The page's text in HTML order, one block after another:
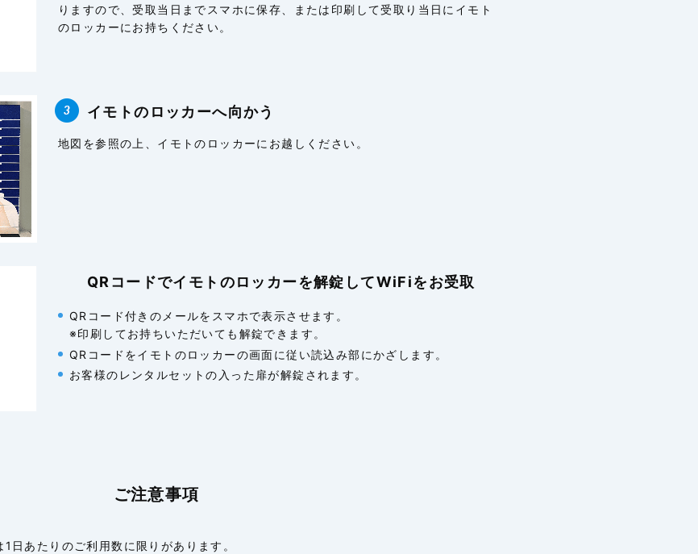
りますので、受取当日までスマホに保存、または印刷して受取り当日にイモト
のロッカーにお持ちください。
イモトのロッカーへ向かう
地図を参照の上、イモトのロッカーにお越しください。
QRコードでイモトのロッカーを解錠してWiFiをお受取
QRコード付きのメールをスマホで表示させます。
※印刷してお持ちいただいても解錠できます。
QRコードをイモトのロッカーの画面に従い読込み部にかざします。
お客様のレンタルセットの入った扉が解錠されます。
ご注意事項
日あたりのご利用数に限りがあります。